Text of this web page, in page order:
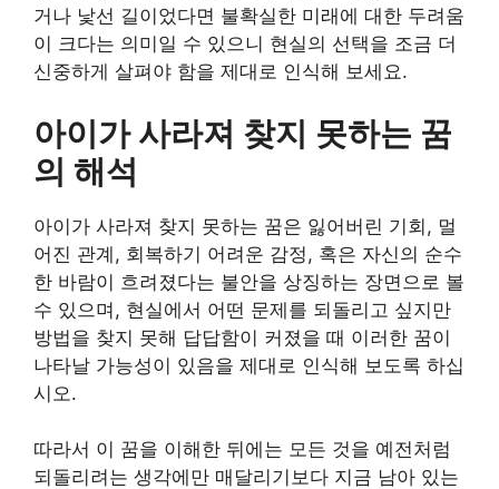
거나 낯선 길이었다면 불확실한 미래에 대한 두려움
이 크다는 의미일 수 있으니 현실의 선택을 조금 더
신중하게 살펴야 함을 제대로 인식해 보세요.
아이가 사라져 찾지 못하는 꿈
의 해석
아이가 사라져 찾지 못하는 꿈은 잃어버린 기회, 멀
어진 관계, 회복하기 어려운 감정, 혹은 자신의 순수
한 바람이 흐려졌다는 불안을 상징하는 장면으로 볼
수 있으며, 현실에서 어떤 문제를 되돌리고 싶지만
방법을 찾지 못해 답답함이 커졌을 때 이러한 꿈이
나타날 가능성이 있음을 제대로 인식해 보도록 하십
시오.
따라서 이 꿈을 이해한 뒤에는 모든 것을 예전처럼
되돌리려는 생각에만 매달리기보다 지금 남아 있는